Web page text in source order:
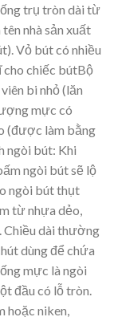
trụ tròn dài từ
nhà sản xuất
Vỏ bút có nhiều
cho chiếc bútBộ
bi nhỏ (lăn
mực có
(được làm bằng
ngòi bút: Khi
ngòi bút sẽ lộ
ngòi bút thụt
từ nhựa dẻo,
Chiều dài thường
dùng để chứa
mực là ngòi
đầu có lỗ tròn.
hoặc niken,